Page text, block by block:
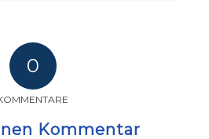
0
Kommentar